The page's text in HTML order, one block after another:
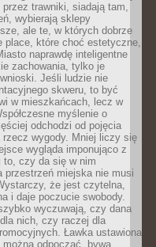
trawniki, siadają tam,
wybierają sklepy
ale te, w których dobrze
place, które choć estetyczne,
naprawdę inteligentne
zachowania, tylko je
Jeśli ludzie nie
skweru, to być
w mieszkańcach, lecz w
myślenie o
odchodzi od pojęcia
rzecz wygody. Mniej liczy się
wygląda imponująco z
to, czy da się w nim
przestrzeń miejska nie musi
że jest czytelna,
i daje poczucie swobody.
wyczuwają, czy dana
nich, czy raczej dla
Ławka ustawiona
odpocząć, bywa